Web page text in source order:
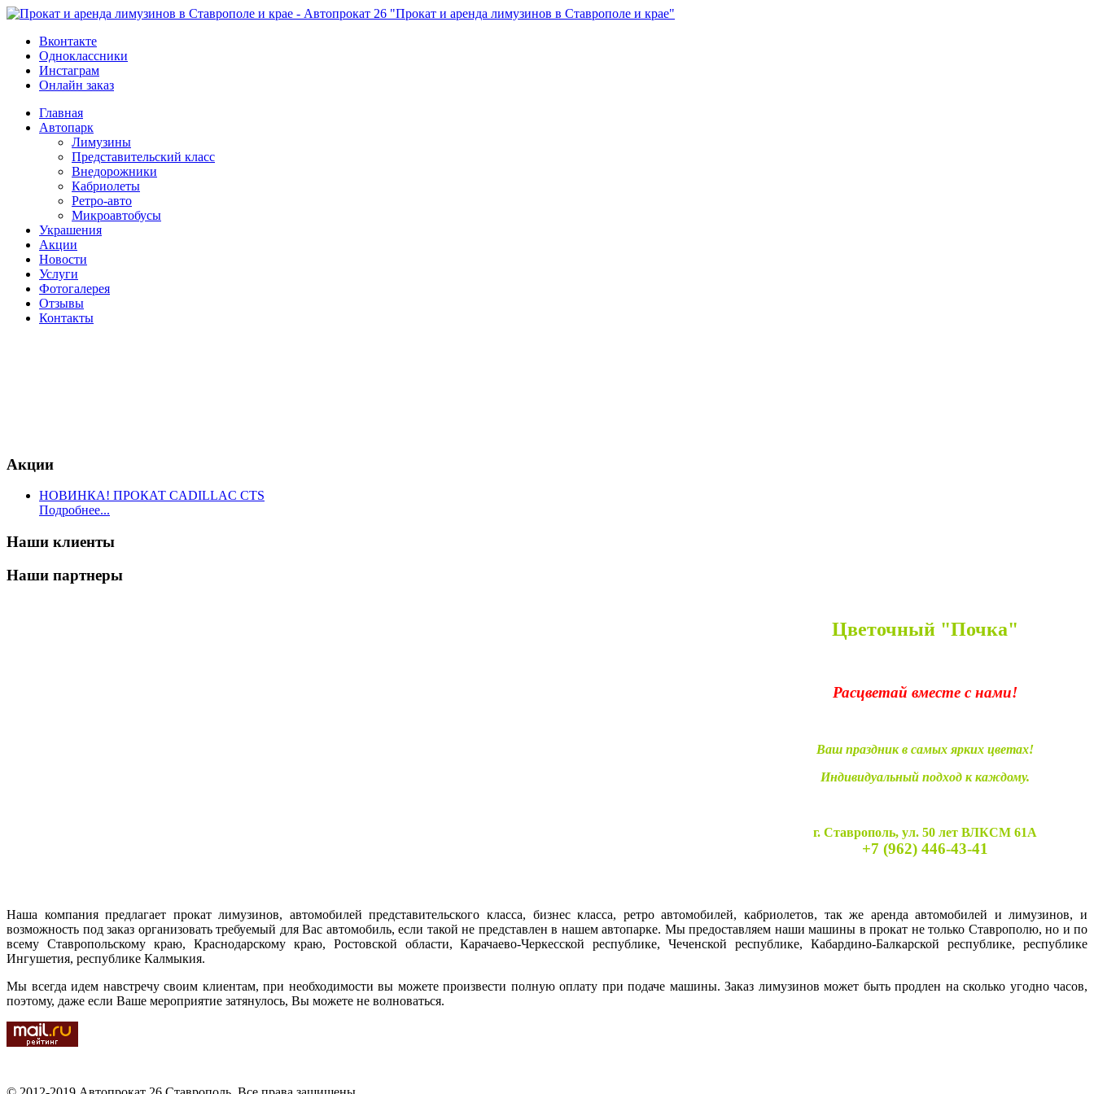
"Прокат и аренда лимузинов в Ставрополе и крае"
Вконтакте
Одноклассники
Инстаграм
Онлайн заказ
Главная
Автопарк
Лимузины
Представительский класс
Внедорожники
Кабриолеты
Ретро-авто
Микроавтобусы
Украшения
Акции
Новости
Услуги
Фотогалерея
Отзывы
­Контакты
Акции
НОВИНКА! ПРОКАТ CADILLAC CTS
Подробнее...
Наши клиенты
Наши партнеры
Цветочный "Почка"
Расцветай вместе с нами!
Ваш праздник в самых ярких цветах!
Индивидуальный подход к каждому.
г. Ставрополь, ул. 50 лет ВЛКСМ 61А
+7 (962) 446-43-41
Наша компания предлагает прокат лимузинов, автомобилей представительского класса, бизнес класса, ретро автомобилей, кабриолетов, так же аренда автомобилей и лимузинов, и
возможность под заказ организовать требуемый для Вас автомобиль, если такой не представлен в нашем автопарке. Мы предоставляем наши машины в прокат не только Ставрополю, но и по
всему Ставропольскому краю, Краснодарскому краю, Ростовской области, Карачаево-Черкесской республике, Чеченской республике, Кабардино-Балкарской республике, республике
Ингушетия, республике Калмыкия.
Мы всегда идем навстречу своим клиентам, при необходимости вы можете произвести полную оплату при подаче машины. Заказ лимузинов может быть продлен на сколько угодно часов,
поэтому, даже если Ваше мероприятие затянулось, Вы можете не волноваться.